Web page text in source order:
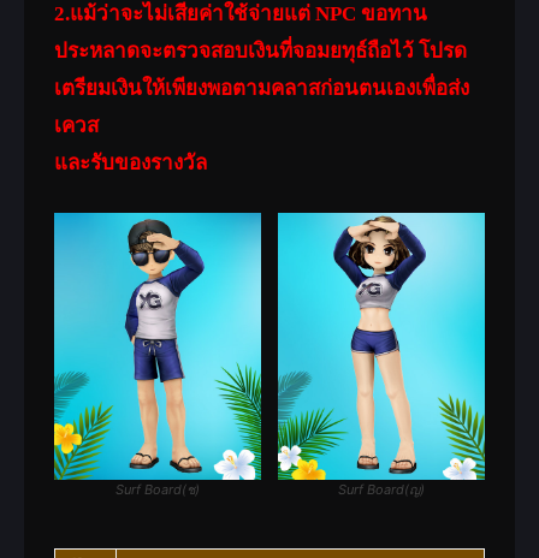
พลังโจมตีอาวุธ +5%, อานุภาพ
วิชา+10%, พลังป้องกันรวมชุด
เกราะ+10%, HP+500, MP+300
ยันต์โชคลาภระดับต่ำสุด(กิจกรรม)
อัตราความสำเร็จของการเสริมพลัง/
หลอมรวมเพิ่มขึ้น 5%
(ไอเทมไม่สามารถแลกเปลี่ยนได้)
ยันต์โชคลาภระดับต่ำ(กิจกรรม)
อัตราความสำเร็จของการเสริมพลัง/
หลอมรวมเพิ่มขึ้น 10%
(ไอเทมไม่สามารถแลกเปลี่ยนได้)
ยันต์โชคลาภระดับกลาง(กิจกรรม)
2.แม้ว่าจะไม่เสียค่าใช้จ่ายแต่ NPC ขอทาน
ประหลาดจะตรวจสอบเงินที่จอมยทุธ์ถือไว้ โปรด
เตรียมเงินให้เพียงพอตามคลาสก่อนตนเองเพื่อส่ง
เควส
และรับของรางวัล
Surf Board(ช) Surf Board(ญ)